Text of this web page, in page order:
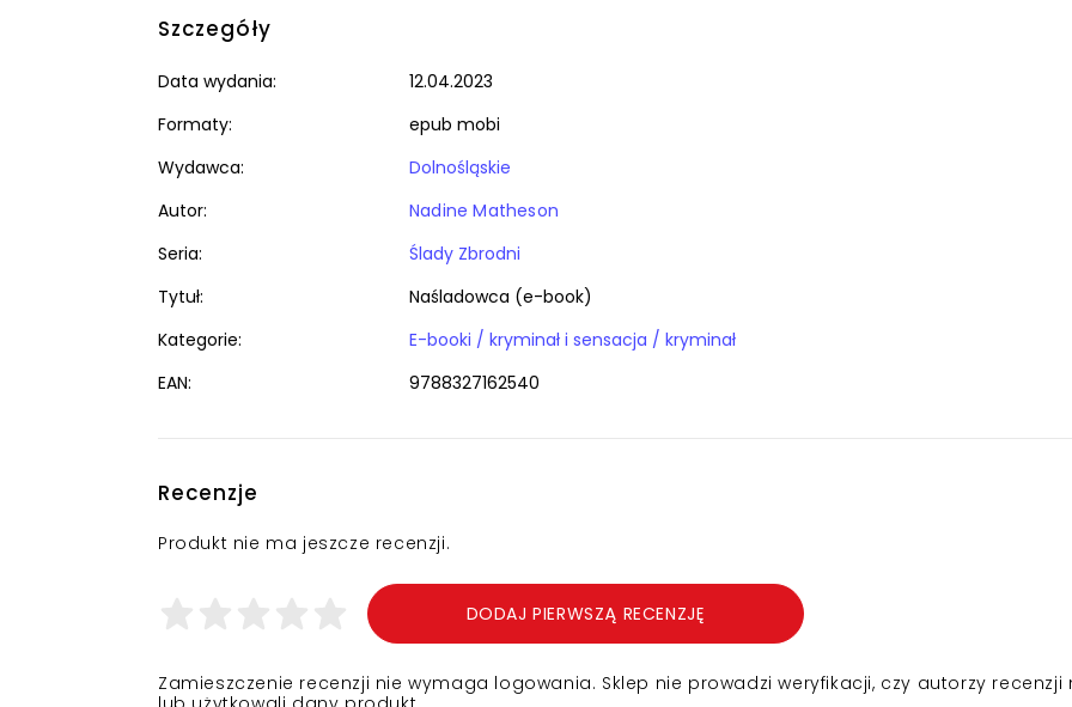
Szczegóły
Data wydania:
12.04.2023
Formaty:
epub mobi
Wydawca:
Dolnośląskie
Autor:
Nadine Matheson
Seria:
Ślady Zbrodni
Tytuł:
Naśladowca (e-book)
Kategorie:
E-booki / kryminał i sensacja / kryminał
EAN:
9788327162540
Recenzje
Produkt nie ma jeszcze recenzji.
DODAJ PIERWSZĄ RECENZJĘ
Zamieszczenie recenzji nie wymaga logowania. Sklep nie prowadzi weryfikacji, czy autorzy recenzji